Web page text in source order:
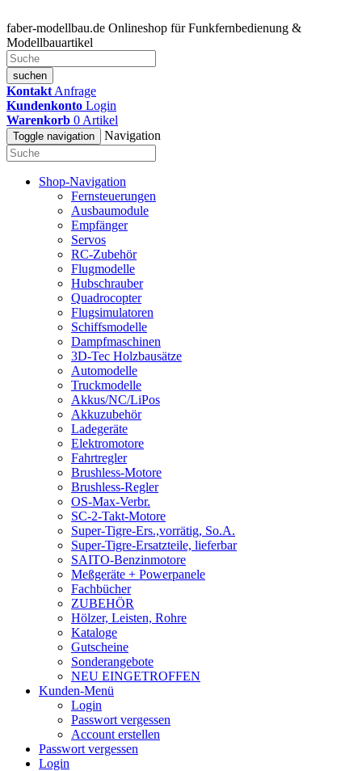
faber-modellbau.de Onlineshop für Funkfernbedienung &
Modellbauartikel
suchen
Kontakt Anfrage
Kundenkonto Login
Warenkorb 0 Artikel
Toggle navigation Navigation
Shop-Navigation
Fernsteuerungen
Ausbaumodule
Empfänger
Servos
RC-Zubehör
Flugmodelle
Hubschrauber
Quadrocopter
Flugsimulatoren
Schiffsmodelle
Dampfmaschinen
3D-Tec Holzbausätze
Automodelle
Truckmodelle
Akkus/NC/LiPos
Akkuzubehör
Ladegeräte
Elektromotore
Fahrtregler
Brushless-Motore
Brushless-Regler
OS-Max-Verbr.
SC-2-Takt-Motore
Super-Tigre-Ers.,vorrätig, So.A.
Super-Tigre-Ersatzteile, lieferbar
SAITO-Benzinmotore
Meßgeräte + Powerpanele
Fachbücher
ZUBEHÖR
Hölzer, Leisten, Rohre
Kataloge
Gutscheine
Sonderangebote
NEU EINGETROFFEN
Kunden-Menü
Login
Passwort vergessen
Account erstellen
Passwort vergessen
Login